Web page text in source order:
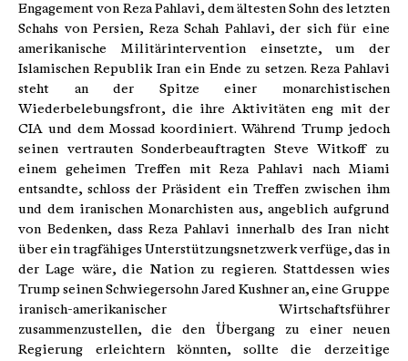
Engagement von Reza Pahlavi, dem ältesten Sohn des letzten
Schahs von Persien, Reza Schah Pahlavi, der sich für eine
amerikanische Militärintervention einsetzte, um der
Islamischen Republik Iran ein Ende zu setzen. Reza Pahlavi
steht an der Spitze einer monarchistischen
Wiederbelebungsfront, die ihre Aktivitäten eng mit der
CIA und dem Mossad koordiniert. Während Trump jedoch
seinen vertrauten Sonderbeauftragten Steve Witkoff zu
einem geheimen Treffen mit Reza Pahlavi nach Miami
entsandte, schloss der Präsident ein Treffen zwischen ihm
und dem iranischen Monarchisten aus, angeblich aufgrund
von Bedenken, dass Reza Pahlavi innerhalb des Iran nicht
über ein tragfähiges Unterstützungsnetzwerk verfüge, das in
der Lage wäre, die Nation zu regieren. Stattdessen wies
Trump seinen Schwiegersohn Jared Kushner an, eine Gruppe
iranisch-amerikanischer Wirtschaftsführer
zusammenzustellen, die den Übergang zu einer neuen
Regierung erleichtern könnten, sollte die derzeitige